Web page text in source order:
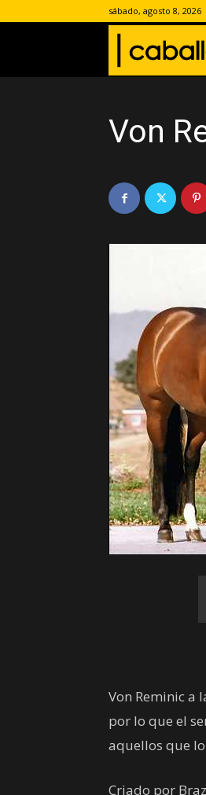
sábado, agosto 8, 2026
Von
Von Reminic a
por lo que el
aquellos que
Criado por